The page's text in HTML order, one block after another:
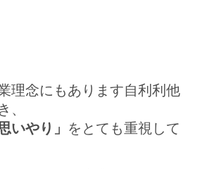
理念にもあります自利利他
、
いやり」 をとても重視して